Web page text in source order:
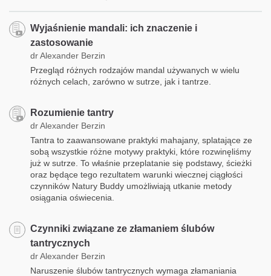
Wyjaśnienie mandali: ich znaczenie i
zastosowanie
dr Alexander Berzin
Przegląd różnych rodzajów mandal używanych w wielu
różnych celach, zarówno w sutrze, jak i tantrze.
Rozumienie tantry
dr Alexander Berzin
Tantra to zaawansowane praktyki mahajany, splatające ze
sobą wszystkie różne motywy praktyki, które rozwinęliśmy
już w sutrze. To właśnie przeplatanie się podstawy, ścieżki
oraz będące tego rezultatem warunki wiecznej ciągłości
czynników Natury Buddy umożliwiają utkanie metody
osiągania oświecenia.
Czynniki związane ze złamaniem ślubów
tantrycznych
dr Alexander Berzin
Naruszenie ślubów tantrycznych wymaga złamaniania